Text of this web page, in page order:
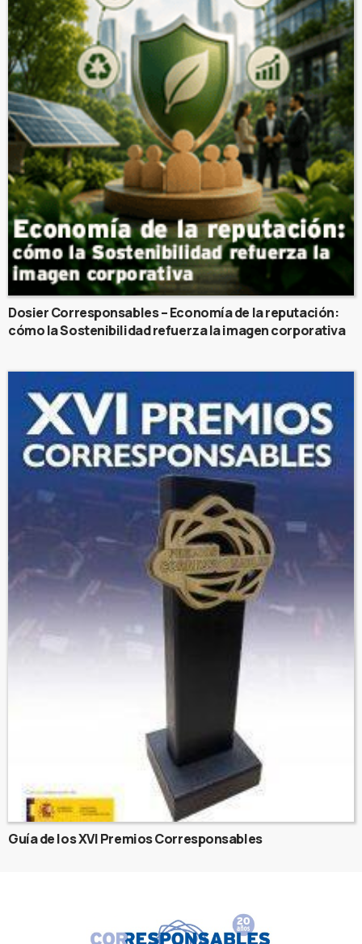
Dosier Corresponsables – Economía de la reputación:
cómo la Sostenibilidad refuerza la imagen corporativa
Guía de los XVI Premios Corresponsables